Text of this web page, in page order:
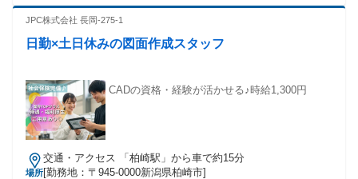
JPC株式会社 長岡-275-1
日勤×土日休みの図面作成スタッフ
CADの資格・経験が活かせる♪時給1,300円
場所
交通・アクセス 「柏崎駅」から車で約15分
[勤務地：〒945-0000新潟県柏崎市]